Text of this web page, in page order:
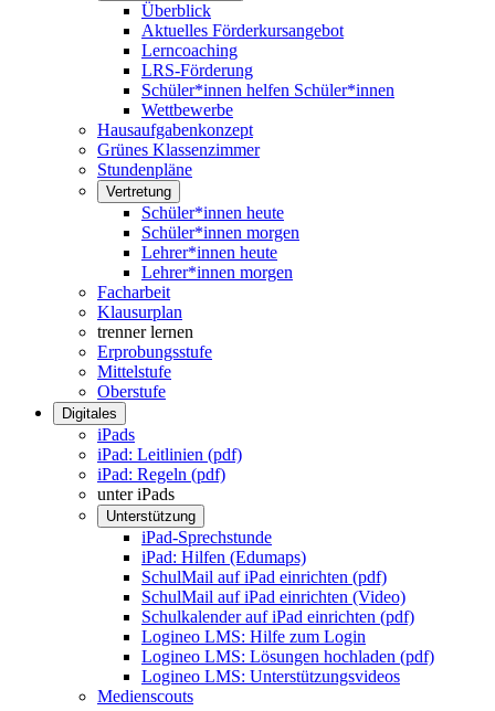
Überblick
Aktuelles Förderkursangebot
Lerncoaching
LRS-Förderung
Schüler*innen helfen Schüler*innen
Wettbewerbe
Hausaufgabenkonzept
Grünes Klassenzimmer
Stundenpläne
Vertretung
Schüler*innen heute
Schüler*innen morgen
Lehrer*innen heute
Lehrer*innen morgen
Facharbeit
Klausurplan
trenner lernen
Erprobungsstufe
Mittelstufe
Oberstufe
Digitales
iPads
iPad: Leitlinien (pdf)
iPad: Regeln (pdf)
unter iPads
Unterstützung
iPad-Sprechstunde
iPad: Hilfen (Edumaps)
SchulMail auf iPad einrichten (pdf)
SchulMail auf iPad einrichten (Video)
Schulkalender auf iPad einrichten (pdf)
Logineo LMS: Hilfe zum Login
Logineo LMS: Lösungen hochladen (pdf)
Logineo LMS: Unterstützungsvideos
Medienscouts